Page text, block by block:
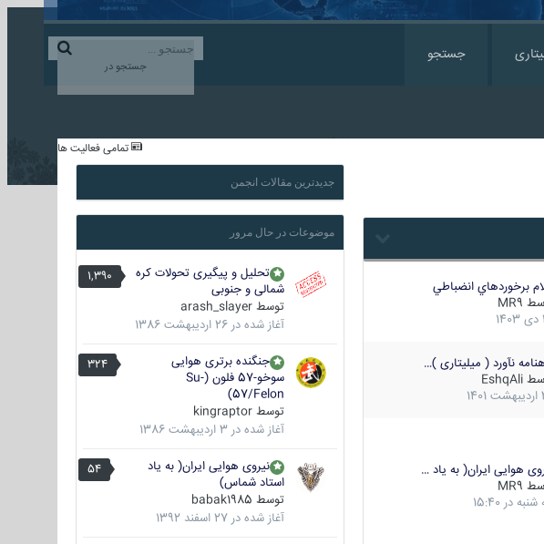
جستجو در
جستجو
تمامی فعالیت ها
برخوردهاي انضباطي
MR9
نآورد ( میلیتاری )…
EshqAli
هوایی ایران( به یاد …
MR9
در 15:40
جدیدترین مقالات انجمن
موضوعات در حال مرور
1,390
تحلیل و پیگیری تحولات کره
شمالی و جنوبی
توسط arash_slayer
آغاز شده در 26 اردیبهشت 1386
324
جنگنده برتری هوایی
سوخو-57 فلون (Su-
57/Felon)
توسط kingraptor
آغاز شده در 3 اردیبهشت 1386
54
نیروی هوایی ایران( به یاد
استاد شماس)
توسط babak1985
آغاز شده در 27 اسفند 1392